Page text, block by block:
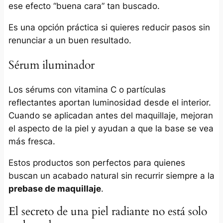
ese efecto “buena cara” tan buscado.
Es una opción práctica si quieres reducir pasos sin
renunciar a un buen resultado.
Sérum iluminador
Los sérums con vitamina C o partículas
reflectantes aportan luminosidad desde el interior.
Cuando se aplicadan antes del maquillaje, mejoran
el aspecto de la piel y ayudan a que la base se vea
más fresca.
Estos productos son perfectos para quienes
buscan un acabado natural sin recurrir siempre a la
prebase de maquillaje.
El secreto de una piel radiante no está solo